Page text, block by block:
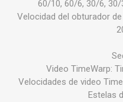
60/10, 60/6, 30/6,
Velocidad del obturador
Video TimeWarp:
Velocidades de video
Estelas